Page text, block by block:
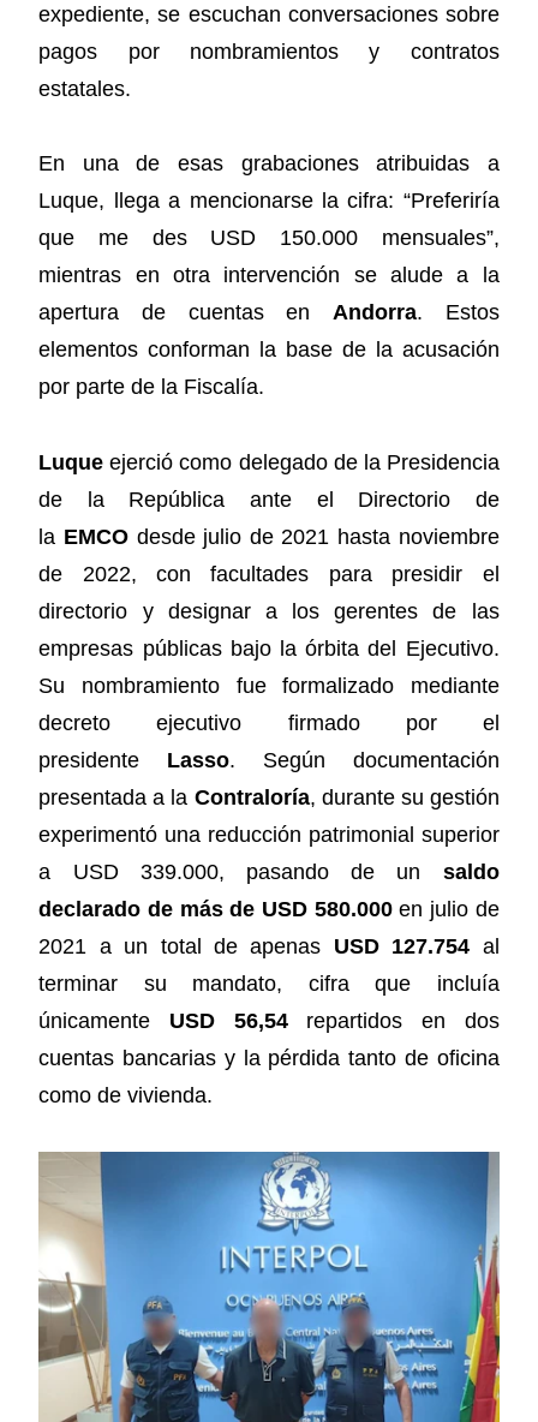
expediente, se escuchan conversaciones sobre
pagos por nombramientos y contratos
estatales.
En una de esas grabaciones atribuidas a
Luque, llega a mencionarse la cifra: “Preferiría
que me des USD 150.000 mensuales”,
mientras en otra intervención se alude a la
apertura de cuentas en Andorra. Estos
elementos conforman la base de la acusación
por parte de la Fiscalía.
Luque ejerció como delegado de la Presidencia
de la República ante el Directorio de
la EMCO desde julio de 2021 hasta noviembre
de 2022, con facultades para presidir el
directorio y designar a los gerentes de las
empresas públicas bajo la órbita del Ejecutivo.
Su nombramiento fue formalizado mediante
decreto ejecutivo firmado por el
presidente Lasso. Según documentación
presentada a la Contraloría, durante su gestión
experimentó una reducción patrimonial superior
a USD 339.000, pasando de un saldo
declarado de más de USD 580.000en julio de
2021 a un total de apenas USD 127.754 al
terminar su mandato, cifra que incluía
únicamente USD 56,54repartidos en dos
cuentas bancarias y la pérdida tanto de oficina
como de vivienda.